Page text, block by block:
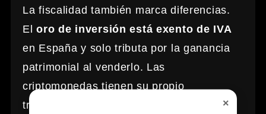
La fiscalidad también marca diferencias.
Eloro de inversión está exento de IVA
en España y solo tributa por la ganancia
patrimonial al venderlo. Las
criptomonedas tienen su propio
tratamiento fiscal, con obligaciones de
×